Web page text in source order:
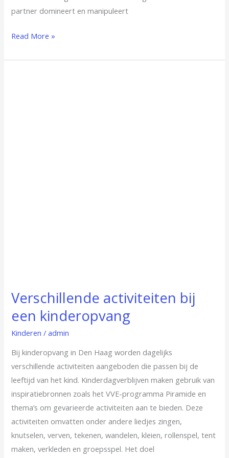
partner domineert en manipuleert
Read More »
Verschillende activiteiten bij
een kinderopvang
Kinderen /admin
Bij kinderopvang in Den Haag worden dagelijks
verschillende activiteiten aangeboden die passen bij de
leeftijd van het kind. Kinderdagverblijven maken gebruik van
inspiratiebronnen zoals het VVE-programma Piramide en
thema’s om gevarieerde activiteiten aan te bieden. Deze
activiteiten omvatten onder andere liedjes zingen,
knutselen, verven, tekenen, wandelen, kleien, rollenspel, tent
maken, verkleden en groepsspel. Het doel